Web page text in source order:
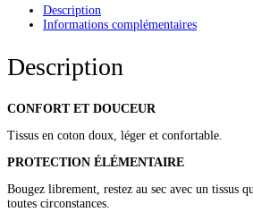
Description
Informations complémentaires
Description
CONFORT ET DOUCEUR
Tissus en coton doux, léger et confortable.
PROTECTION ÉLÉMENTAIRE
Bougez librement, restez au sec avec un tissus
toutes circonstances.